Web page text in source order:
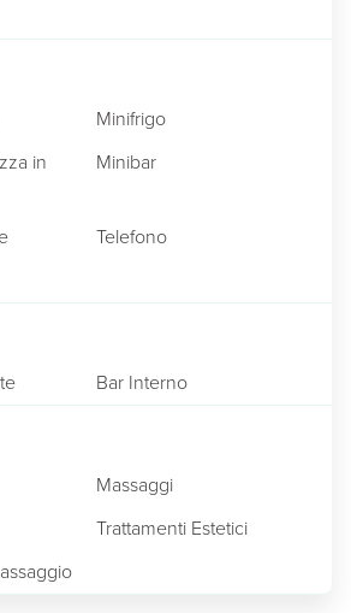
Minifrigo
in
Minibar
Telefono
Bar Interno
Massaggi
Trattamenti Estetici